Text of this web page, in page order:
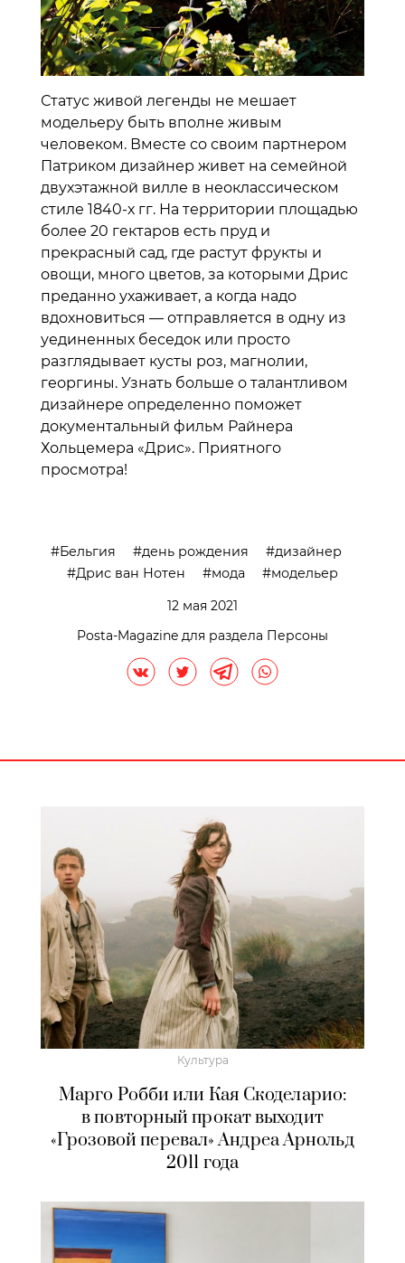
Статус живой легенды не мешает
модельеру быть вполне живым
человеком. Вместе со своим партнером
Патриком дизайнер живет на семейной
двухэтажной вилле в неоклассическом
стиле 1840-х гг. На территории площадью
более 20 гектаров есть пруд и
прекрасный сад, где растут фрукты и
овощи, много цветов, за которыми Дрис
преданно ухаживает, а когда надо
вдохновиться — отправляется в одну из
уединенных беседок или просто
разглядывает кусты роз, магнолии,
георгины. Узнать больше о талантливом
дизайнере определенно поможет
документальный фильм Рaйнера
Хольцемера «Дрис». Приятного
просмотра!
Бельгия день рождения
дизайнер
Дрис ван Нотен
мода
модельер
12 мая 2021
Posta-Magazine для раздела Персоны
Культура
Марго Робби или Кая Скоделарио:
в повторный прокат выходит
«Грозовой перевал» Андреа Арнольд
2011 года